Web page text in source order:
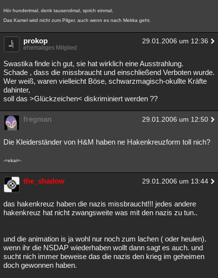
Hör hundertmal, denk tausendmal, sprich einmal.
Das Kamel wird nicht zum Pilger, auch wenn es nach Mekka geht.
prokop 29.01.2006 um 12:36
ehemaliges Mitglied
Swastika finde ich gut, sie hat wirklich eine Ausstrahlung.
Schade , dass die missbraucht und einschließend Verboten wurde.
Wer weiß, waren vielleicht Böse, schwarzmagisch-okullte Kräfte
dahinter,
soll das >Glückzeichen< diskriminiert werden ??
fregman 29.01.2006 um 12:50
Die Kleiderständer von H&M haben ne Hakenkreuzform toll nich?
-=ekai=-
the_shadow 29.01.2006 um 13:44
das hakenkreuz haben die nazis missbraucht!!! jedes andere
hakenkreuz hat nicht zwangsweite was mit den nazis zu tun..
und die animation is ja wohl nur noch zum lachen ( oder heulen).
wenn ihr die NSDAP wiederhaben wollt dann sagt es auch. und
sucht nich immer beweise das die nazis den krieg im geheimen
doch gewonnen haben.